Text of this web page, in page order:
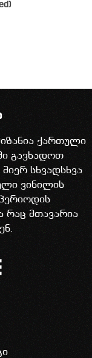
ქართული
გავხადოთ
სხვადსხვა
ვინილის
რაც მთავარია